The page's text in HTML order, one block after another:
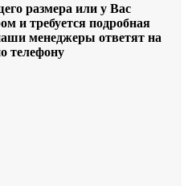
размера или у Вас
и требуется подробная
менеджеры ответят на
телефону